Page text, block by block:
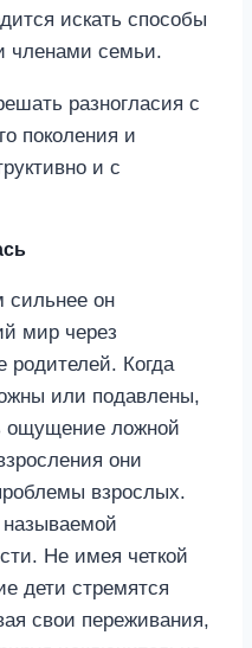
искать способы
членами семьи.
разногласия с
поколения и
и с
сильнее он
мир через
родителей. Когда
или подавлены,
ощущение ложной
они
взрослых.
называемой
Не имея четкой
дети стремятся
свои переживания,